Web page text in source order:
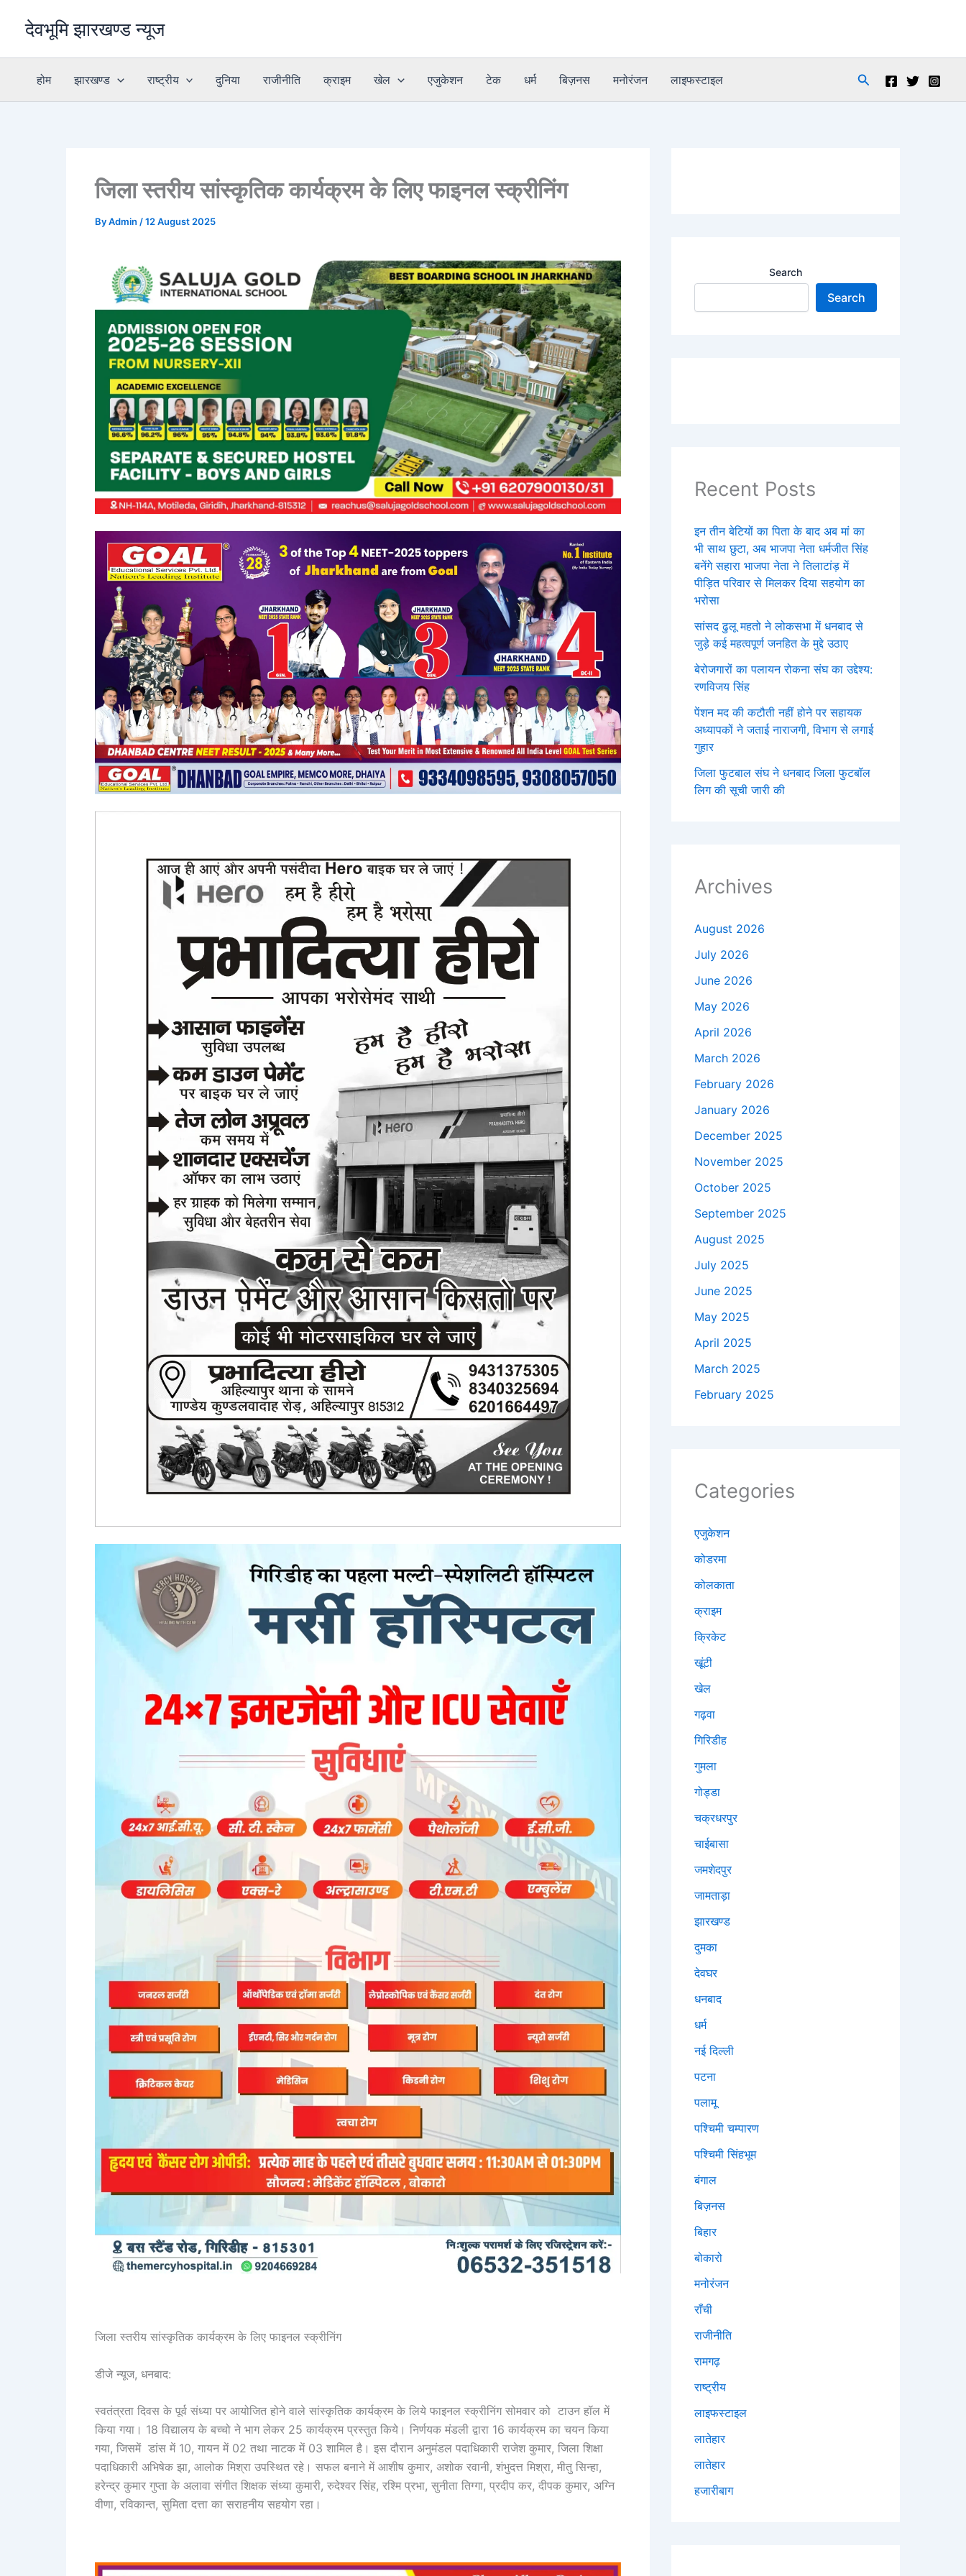
देवभूमि झारखण्ड न्यूज
होम झारखण्ड राष्ट्रीय दुनिया राजीनीति क्राइम खेल एजुकेशन टेक धर्म बिज़नस मनोरंजन लाइफस्टाइल Search
जिला स्तरीय सांस्कृतिक कार्यक्रम के लिए फाइनल स्क्रीनिंग
ByAdmin /12 August 2025
जिला स्तरीय सांस्कृतिक कार्यक्रम के लिए फाइनल स्क्रीनिंग
डीजे न्यूज, धनबाद:
स्वतंत्रता दिवस के पूर्व संध्या पर आयोजित होने वाले सांस्कृतिक कार्यक्रम के लिये फाइनल स्क्रीनिंग सोमवार को टाउन हॉल में
किया गया‌। 18 विद्यालय के बच्चो ने भाग लेकर 25 कार्यक्रम प्रस्तुत किये। निर्णयक मंडली ‌द्वारा 16 कार्यक्रम का चयन किया
गया, जिसमें डांस में 10, गायन में 02 तथा नाटक में 03 शामिल है। इस दौरान अनुमंडल पदाधिकारी राजेश कुमार, जिला शिक्षा
पदाधिकारी अभिषेक झा, आलोक मिश्रा उपस्थित रहे। सफल बनाने में आशीष कुमार, अशोक रवानी, शंभुदत्त मिश्रा, मीतु सिन्हा,
हरेन्द्र कुमार गुप्ता के अलावा संगीत शिक्षक संध्या कुमारी, रुदेश्वर सिंह, रश्मि प्रभा, सुनीता तिग्गा, प्रदीप कर, दीपक कुमार, अग्नि
वीणा, रविकान्त, सुमिता दत्ता का सराहनीय सहयोग रहा।
Search
Search
Recent Posts
इन तीन बेटियों का पिता के बाद अब मां का
भी साथ छुटा, अब भाजपा नेता धर्मजीत सिंह
बनेंगे सहारा भाजपा नेता ने तिलाटांड़ में
पीड़ित परिवार से मिलकर दिया सहयोग का
भरोसा
सांसद ढुलू महतो ने लोकसभा में धनबाद से
जुड़े कई महत्वपूर्ण जनहित के मुद्दे उठाए
बेरोजगारों का पलायन रोकना संघ का उद्देश्य:
रणविजय सिंह
पेंशन मद की कटौती नहीं होने पर सहायक
अध्यापकों ने जताई नाराजगी, विभाग से लगाई
गुहार
जिला फुटबाल संघ ने धनबाद जिला फुटबॉल
लिग की सूची जारी की
Archives
August 2026
July 2026
June 2026
May 2026
April 2026
March 2026
February 2026
January 2026
December 2025
November 2025
October 2025
September 2025
August 2025
July 2025
June 2025
May 2025
April 2025
March 2025
February 2025
Categories
एजुकेशन
कोडरमा
कोलकाता
क्राइम
क्रिकेट
खूंटी
खेल
गढ़वा
गिरिडीह
गुमला
गोड्डा
चक्रधरपुर
चाईबासा
जमशेदपुर
जामताड़ा
झारखण्ड
दुमका
देवघर
धनबाद
धर्म
नई दिल्ली
पटना
पलामू
पश्चिमी चम्पारण
पश्चिमी सिंहभूम
बंगाल
बिज़नस
बिहार
बोकारो
मनोरंजन
राँची
राजीनीति
रामगढ़
राष्ट्रीय
लाइफस्टाइल
लातेहार
लातेहार
हजारीबाग